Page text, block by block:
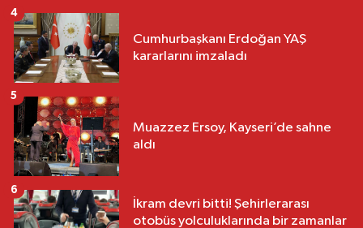
Cumhurbaşkanı Erdoğan YAŞ
kararlarını imzaladı
4
Muazzez Ersoy, Kayseri’de sahne
aldı
5
İkram devri bitti! Şehirlerarası
otobüs yolculuklarında bir zamanlar
6